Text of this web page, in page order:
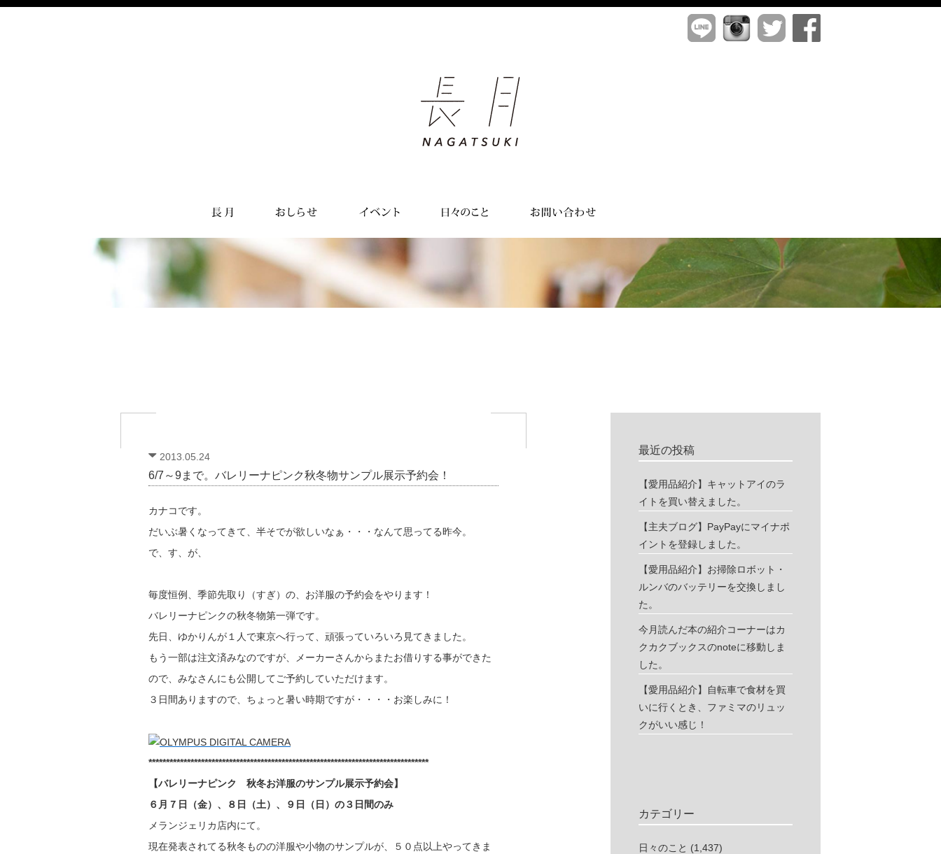
2013.05.24
6/7～9まで。バレリーナピンク秋冬物サンプル展示予約会！
カナコです。
だいぶ暑くなってきて、半そでが欲しいなぁ・・・なんて思ってる昨今。
で、す、が、
毎度恒例、季節先取り（すぎ）の、お洋服の予約会をやります！
バレリーナピンクの秋冬物第一弾です。
先日、ゆかりんが１人で東京へ行って、頑張っていろいろ見てきました。
もう一部は注文済みなのですが、メーカーさんからまたお借りする事ができた
ので、みなさんにも公開してご予約していただけます。
３日間ありますので、ちょっと暑い時期ですが・・・・お楽しみに！
********************************************************************************
【バレリーナピンク 秋冬お洋服のサンプル展示予約会】
６月７日（金）、８日（土）、９日（日）の３日間のみ
メランジェリカ店内にて。
現在発表されてる秋冬ものの洋服や小物のサンプルが、５０点以上やってきま
最近の投稿
【愛用品紹介】キャットアイのラ
イトを買い替えました。
【主夫ブログ】PayPayにマイナポ
イントを登録しました。
【愛用品紹介】お掃除ロボット・
ルンバのバッテリーを交換しまし
た。
今月読んだ本の紹介コーナーはカ
クカクブックスのnoteに移動しま
した。
【愛用品紹介】自転車で食材を買
いに行くとき、ファミマのリュッ
クがいい感じ！
カテゴリー
日々のこと (1,437)